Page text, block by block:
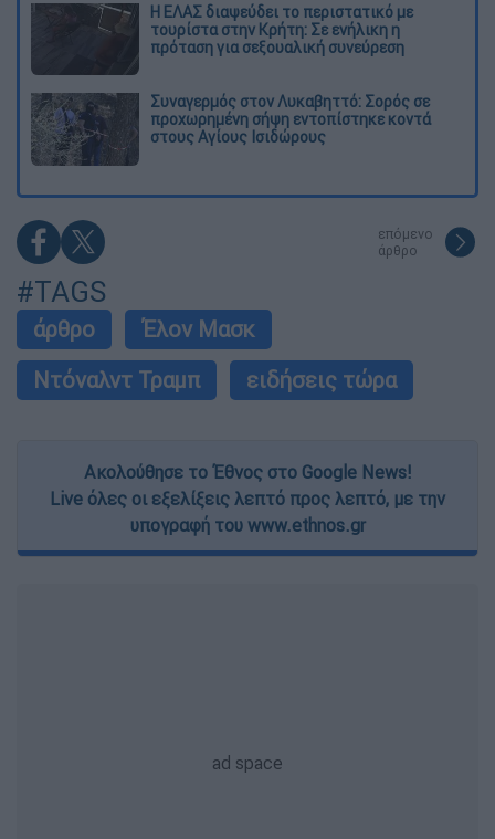
Η ΕΛΑΣ διαψεύδει το περιστατικό με
τουρίστα στην Κρήτη: Σε ενήλικη η
πρόταση για σεξουαλική συνεύρεση
Συναγερμός στον Λυκαβηττό: Σορός σε
προχωρημένη σήψη εντοπίστηκε κοντά
στους Αγίους Ισιδώρους
επόμενο
άρθρο
#TAGS
άρθρο
Έλον Μασκ
Ντόναλντ Τραμπ
ειδήσεις τώρα
Ακολούθησε το Έθνος στο Google News!
Live όλες οι εξελίξεις λεπτό προς λεπτό, με την
υπογραφή του www.ethnos.gr